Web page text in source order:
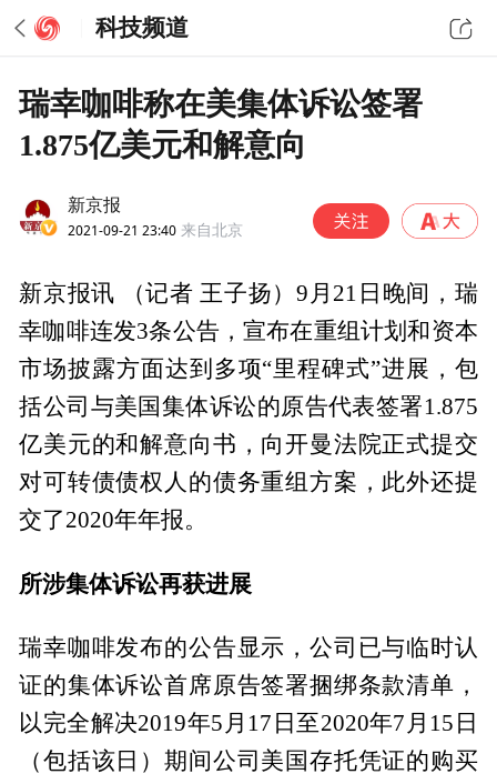
科技频道
瑞幸咖啡称在美集体诉讼签署
1.875亿美元和解意向
新京报
2021-09-21 23:40 来自北京
新京报讯 （记者 王子扬）9月21日晚间，瑞
幸咖啡连发3条公告，宣布在重组计划和资本
市场披露方面达到多项“里程碑式”进展，包
括公司与美国集体诉讼的原告代表签署1.875
亿美元的和解意向书，向开曼法院正式提交
对可转债债权人的债务重组方案，此外还提
交了2020年年报。
所涉集体诉讼再获进展
瑞幸咖啡发布的公告显示，公司已与临时认
证的集体诉讼首席原告签署捆绑条款清单，
以完全解决2019年5月17日至2020年7月15日
（包括该日）期间公司美国存托凭证的购买